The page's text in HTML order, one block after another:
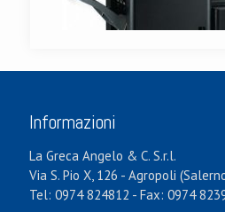
Informazioni
La Greca Angelo & C. S.r.l.
Via S. Pio X, 126 - Agropoli
Tel: 0974 824812 - Fax: 0974